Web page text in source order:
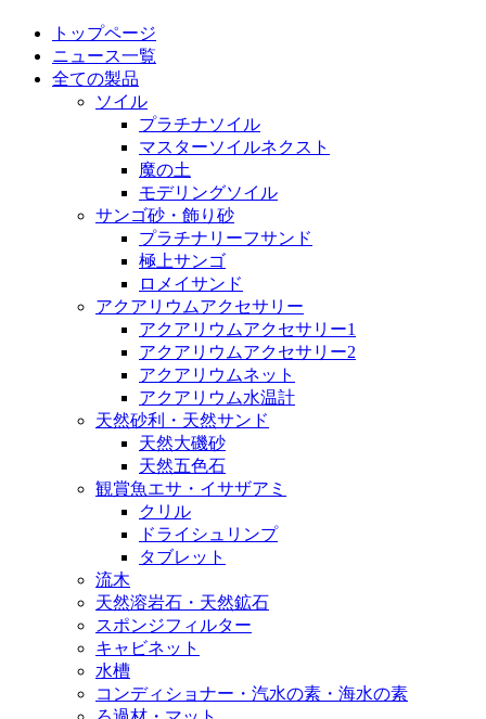
トップページ
ニュース一覧
全ての製品
ソイル
プラチナソイル
マスターソイルネクスト
魔の土
モデリングソイル
サンゴ砂・飾り砂
プラチナリーフサンド
極上サンゴ
ロメイサンド
アクアリウムアクセサリー
アクアリウムアクセサリー1
アクアリウムアクセサリー2
アクアリウムネット
アクアリウム水温計
天然砂利・天然サンド
天然大磯砂
天然五色石
観賞魚エサ・イサザアミ
クリル
ドライシュリンプ
タブレット
流木
天然溶岩石・天然鉱石
スポンジフィルター
キャビネット
水槽
コンディショナー・汽水の素・海水の素